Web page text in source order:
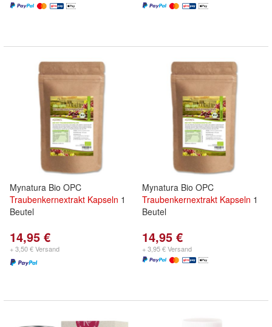
Mynatura Bio OPC
Traubenkernextrakt Kapseln 1
Beutel
14,95 €
+ 3,50 € Versand
Mynatura Bio OPC
Traubenkernextrakt Kapseln 1
Beutel
14,95 €
+ 3,95 € Versand